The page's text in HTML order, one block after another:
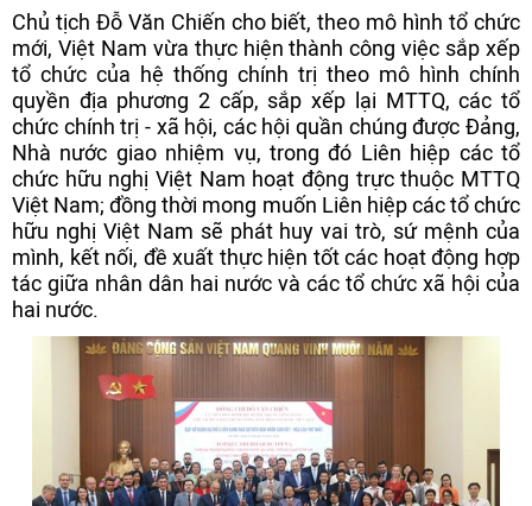
Chủ tịch Đỗ Văn Chiến cho biết, theo mô hình tổ chức
mới, Việt Nam vừa thực hiện thành công việc sắp xếp
tổ chức của hệ thống chính trị theo mô hình chính
quyền địa phương 2 cấp, sắp xếp lại MTTQ, các tổ
chức chính trị - xã hội, các hội quần chúng được Đảng,
Nhà nước giao nhiệm vụ, trong đó Liên hiệp các tổ
chức hữu nghị Việt Nam hoạt động trực thuộc MTTQ
Việt Nam; đồng thời mong muốn Liên hiệp các tổ chức
hữu nghị Việt Nam sẽ phát huy vai trò, sứ mệnh của
mình, kết nối, đề xuất thực hiện tốt các hoạt động hợp
tác giữa nhân dân hai nước và các tổ chức xã hội của
hai nước.